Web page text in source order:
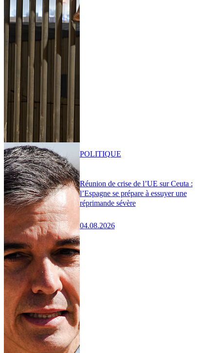
Réunion de crise de l’UE sur Ceuta :
l’Espagne se prépare à essuyer une
réprimande sévère
04.08.2026
POLITIQUE